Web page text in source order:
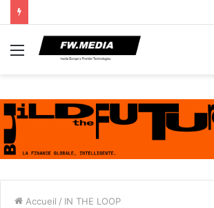
Menu
Accueil / IN THE LOOP